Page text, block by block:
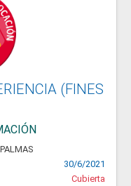
(FINES
PALMAS
30/6/2021
Cubierta